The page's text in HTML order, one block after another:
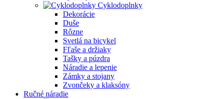
Cyklodoplnky
Dekorácie
Duše
Rôzne
Svetlá na bicykel
Fľaše a držiaky
Tašky a púzdra
Náradie a lepenie
Zámky a stojany
Zvončeky a klaksóny
Ručné náradie